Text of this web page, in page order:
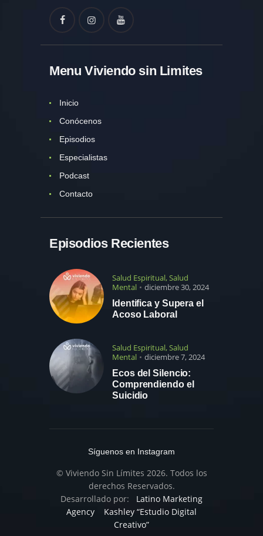
Menu Viviendo sin Limites
Inicio
Conócenos
Episodios
Especialistas
Podcast
Contacto
Episodios Recientes
Salud Espiritual,Salud
Mental
diciembre 30, 2024
Identifica y Supera el
Acoso Laboral
Salud Espiritual,Salud
Mental
diciembre 7, 2024
Ecos del Silencio:
Comprendiendo el
Suicidio
Síguenos en Instagram
© Viviendo Sin Límites 2026. Todos los
derechos Reservados.
Desarrollado por: Latino Marketing
Agency
Kashley “Estudio Digital
Creativo”